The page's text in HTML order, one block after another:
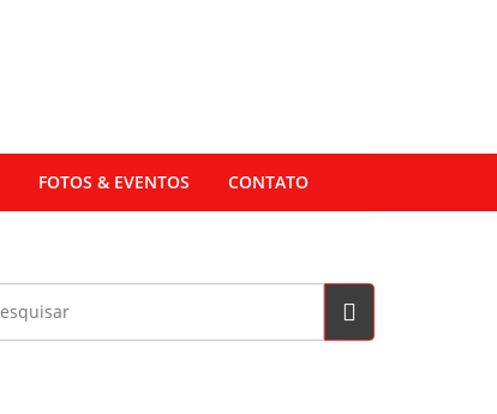
FOTOS & EVENTOS CONTATO